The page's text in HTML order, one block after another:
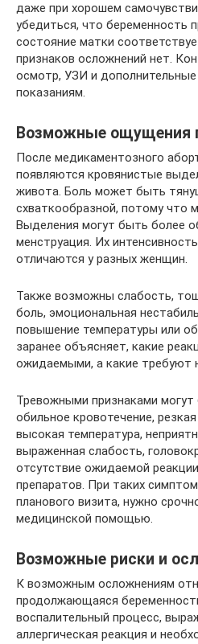
даже при хорошем
убедиться, что беременность
состояние матки
признаков осложнений нет.
осмотр, УЗИ и дополнительные
показаниям.
Возможные ощущения
После медикаментозного
появляются кровянистые
живота. Боль может быть
схваткообразной, потому что
Выделения могут быть более
менструация. Их
отличаются у разных женщин.
Также возможны слабость,
боль, эмоциональная
повышение температуры или
заранее объясняет, какие
ожидаемыми, а какие требуют
Тревожными признаками
обильное кровотечение,
высокая температура,
выраженная слабость,
отсутствие ожидаемой
препаратов. При таких
планового визита, нужно
медицинской помощью.
Возможные риски и
К возможным осложнениям
продолжающаяся
воспалительный процесс,
аллергическая реакция и